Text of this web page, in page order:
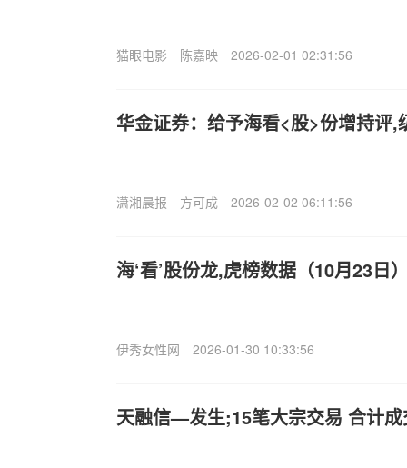
猫眼电影 陈嘉映 2026-02-01 02:31:56
华金证券：给予海看<股>份增持评,
潇湘晨报 方可成 2026-02-02 06:11:56
海‘看’股份龙,虎榜数据（10月23日
伊秀女性网 2026-01-30 10:33:56
天融信—发生;15笔大宗交易 合计